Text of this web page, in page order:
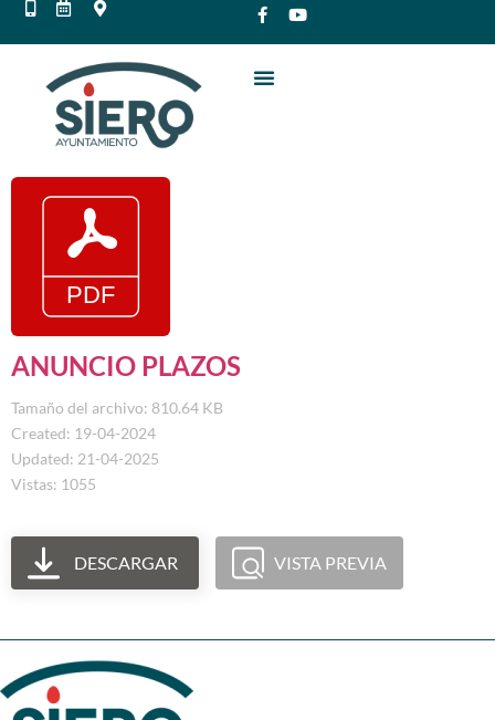
ANUNCIO PLAZOS
Tamaño del archivo: 810.64 KB
Created: 19-04-2024
Updated: 21-04-2025
Vistas: 1055
DESCARGAR VISTA PREVIA